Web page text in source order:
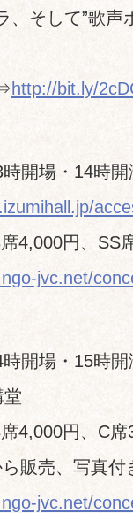
そして”歌声
http://bit.ly/
開場・14時開
4,000円、SS
jvc.net/
開場・15時開
堂
4,000円、C
販売、写真付
jvc.net/